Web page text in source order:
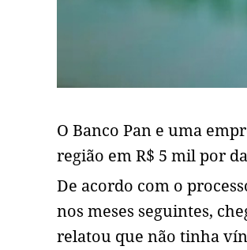
O Banco Pan e uma
região em R$ 5 mil por
De acordo com o
nos meses seguintes,
relatou que não tinha